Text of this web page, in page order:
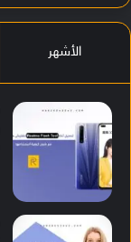
الأشهر